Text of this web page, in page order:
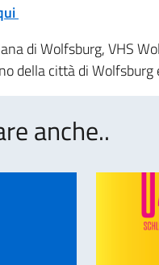
di Wolfsburg, VHS
della città di Wolfsburg
anche..